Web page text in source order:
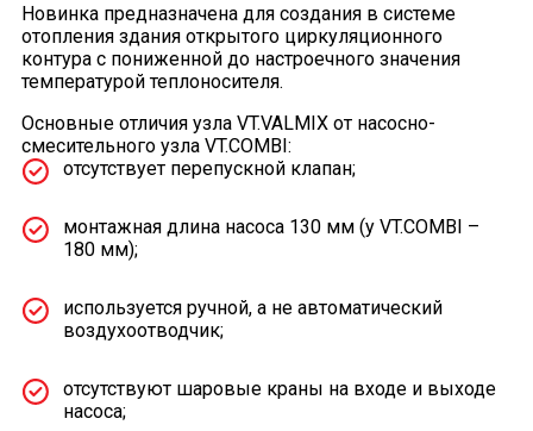
Новинка предназначена для создания в системе
отопления здания открытого циркуляционного
контура с пониженной до настроечного значения
температурой теплоносителя.
Основные отличия узла VT.VALMIX от насосно-
смесительного узла VT.COMBI:
отсутствует перепускной клапан;
монтажная длина насоса 130 мм (у VT.COMBI –
180 мм);
используется ручной, а не автоматический
воздухоотводчик;
отсутствуют шаровые краны на входе и выходе
насоса;